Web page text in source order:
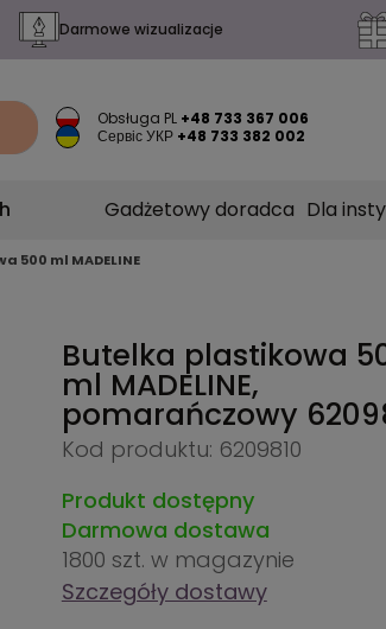
Darmowe wizualizacje
Obsługa PL +48 733 367 006
Сервіс УКР +48 733 382 002
Gadżetowy doradca Dla
500 ml MADELINE
Butelka plastikowa
ml MADELINE,
pomarańczowy
Kod produktu: 6209810
Produkt dostępny
Darmowa dostawa
1800 szt. w magazynie
Szczegóły dostawy